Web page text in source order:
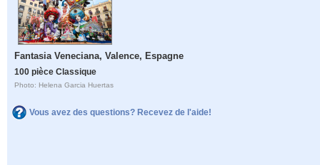
Fantasia Veneciana, Valence, Espagne
100 pièce Classique
Photo: Helena Garcia Huertas
Vous avez des questions? Recevez de l'aide!